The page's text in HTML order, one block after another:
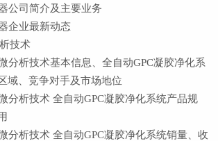
司简介及主要业务
业最新动态
技术
析技术基本信息、全自动GPC凝胶净化系
域、竞争对手及市场地位
析技术 全自动GPC凝胶净化系统产品规
析技术 全自动GPC凝胶净化系统销量、收